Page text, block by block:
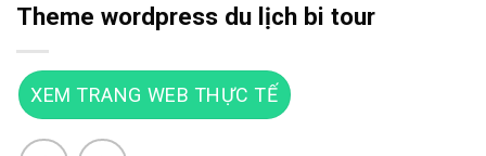
Theme wordpress du lịch bi tour
XEM TRANG WEB THỰC TẾ